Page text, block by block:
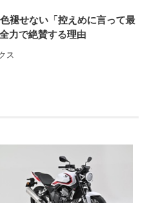
褪せない「控えめに言って最
力で絶賛する理由
ス